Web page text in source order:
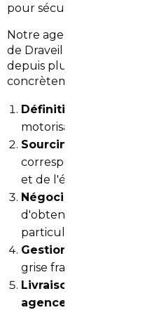
pour sécuriser la
Notre agence, basée à
de Draveil —, accompagne
depuis plusieurs années.
concrètement un
Définition du besoin :
motorisation, délai
Sourcing européen :
correspondant au profil,
et de l'état général.
Négociation :
d'obtenir des conditions
particulier seul.
Gestion administrative :
grise française, TVA,
Livraison :
agence parisienne